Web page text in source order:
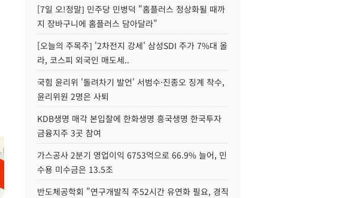
[7일 오!정말] 민주당 민병덕 "홈플러스 정상화될 때까
지 장바구니에 홈플러스 담아달라"
[오늘의 주목주] '2차전지 강세' 삼성SDI 주가 7%대 올
라, 코스피 외국인 매도세..
국힘 윤리위 '돌려차기 발언' 서범수·진종오 징계 착수,
윤리위원 2명은 사퇴
KDB생명 매각 본입찰에 한화생명 흥국생명 한국투자
금융지주 3곳 참여
가스공사 2분기 영업이익 6753억으로 66.9% 늘어, 민
수용 미수금은 13.5조
반도체공학회 "연구개발직 주52시간 유연화 필요, 경직